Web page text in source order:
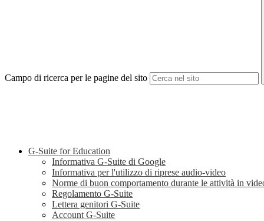
Campo di ricerca per le pagine del sito
G-Suite for Education
Informativa G-Suite di Google
Informativa per l'utilizzo di riprese audio-video
Norme di buon comportamento durante le attività in
Regolamento G-Suite
Lettera genitori G-Suite
Account G-Suite